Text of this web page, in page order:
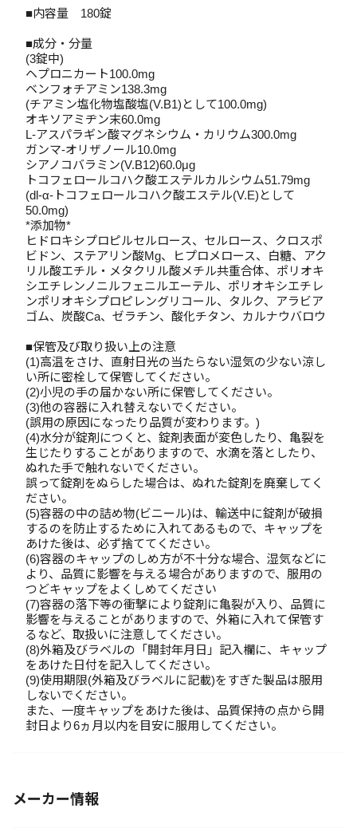
■内容量 180錠
■成分・分量
(3錠中)
ヘプロニカート100.0mg
ベンフォチアミン138.3mg
(チアミン塩化物塩酸塩(V.B1)として100.0mg)
オキソアミヂン末60.0mg
L‐アスパラギン酸マグネシウム・カリウム300.0mg
ガンマ-オリザノール10.0mg
シアノコバラミン(V.B12)60.0μg
トコフェロールコハク酸エステルカルシウム51.79mg
(dl-α-トコフェロールコハク酸エステル(V.E)として
50.0mg)
*添加物*
ヒドロキシプロピルセルロース、セルロース、クロスポ
ビドン、ステアリン酸Mg、ヒプロメロース、白糖、アク
リル酸エチル・メタクリル酸メチル共重合体、ポリオキ
シエチレンノニルフェニルエーテル、ポリオキシエチレ
ンポリオキシプロピレングリコール、タルク、アラビア
ゴム、炭酸Ca、ゼラチン、酸化チタン、カルナウバロウ
■保管及び取り扱い上の注意
(1)高温をさけ、直射日光の当たらない湿気の少ない涼し
い所に密栓して保管してください。
(2)小児の手の届かない所に保管してください。
(3)他の容器に入れ替えないでください。
(誤用の原因になったり品質が変わります。)
(4)水分が錠剤につくと、錠剤表面が変色したり、亀裂を
生じたりすることがありますので、水滴を落としたり、
ぬれた手で触れないでください。
誤って錠剤をぬらした場合は、ぬれた錠剤を廃棄してく
ださい。
(5)容器の中の詰め物(ビニール)は、輸送中に錠剤が破損
するのを防止するために入れてあるもので、キャップを
あけた後は、必ず捨ててください。
(6)容器のキャップのしめ方が不十分な場合、湿気などに
より、品質に影響を与える場合がありますので、服用の
つどキャップをよくしめてください
(7)容器の落下等の衝撃により錠剤に亀裂が入り、品質に
影響を与えることがありますので、外箱に入れて保管す
るなど、取扱いに注意してください。
(8)外箱及びラベルの「開封年月日」記入欄に、キャップ
をあけた日付を記入してください。
(9)使用期限(外箱及びラベルに記載)をすぎた製品は服用
しないでください。
また、一度キャップをあけた後は、品質保持の点から開
封日より6ヵ月以内を目安に服用してください。
メーカー情報